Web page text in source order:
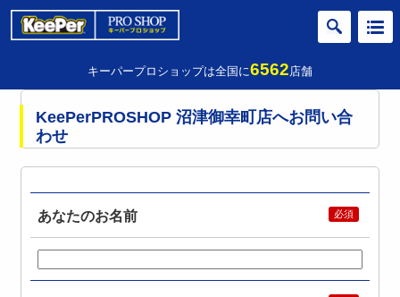
キーパープロショップは全国に6562店舗
KeePerPROSHOP 沼津御幸町店へお問い合
わせ
あなたのお名前